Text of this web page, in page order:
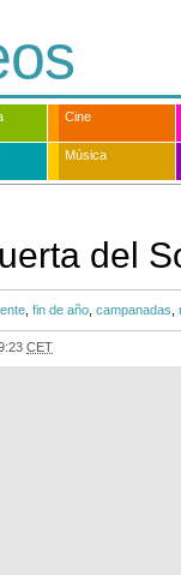
Cine
Música
del
fin de año campanadas
CET